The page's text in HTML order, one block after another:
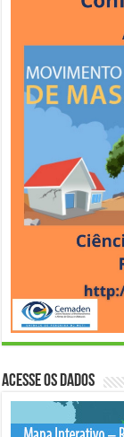
Acesse os Dados